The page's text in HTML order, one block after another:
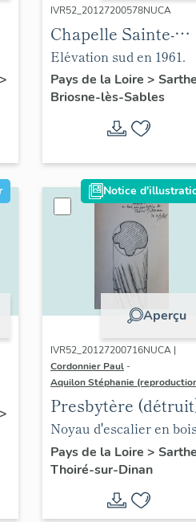
>
IVR52_20127200578NUCA
Chapelle Sainte-
Anne
Elévation sud en 1961.
Pays de la Loire > Sarthe
Briosne-lès-Sables
>
Notice
Aperçu
IVR52_20127200716NUCA |
Cordonnier Paul -
Aquilon Stéphanie
Presbytère
Noyau d'escalier en
dessiné par Paul
Coordonnier en 1945 (AD,
Pays de la Loire > Sarthe
Thoiré-sur-Dinan